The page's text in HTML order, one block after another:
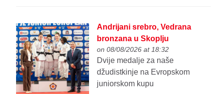
Andrijani srebro, Vedrana
bronzana u Skoplju
on 08/08/2026 at 18:32
Dvije medalje za naše
džudistkinje na Evropskom
juniorskom kupu